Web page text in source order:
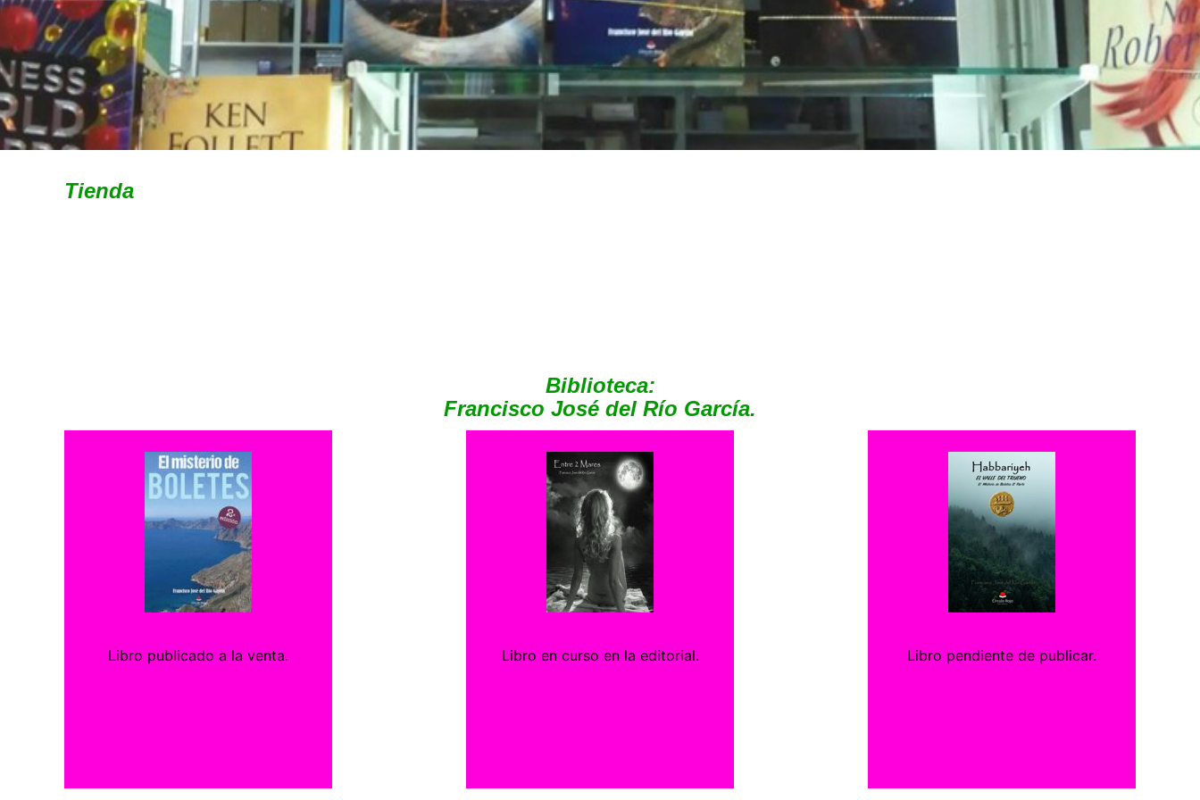
Tienda
Biblioteca:
Francisco José del Río García.
Libro publicado a la venta. Libro en curso en la editorial. Libro pendiente de publicar.